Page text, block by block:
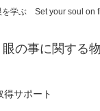
を学ぶ Set your soul on
眼の事に関する物
得サポート